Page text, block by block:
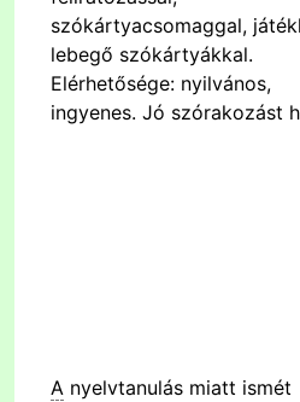
szókártyacsomaggal,
lebegő szókártyákkal.
Elérhetősége: nyilvános,
ingyenes. Jó szórakozást
A nyelvtanulás miatt ismét